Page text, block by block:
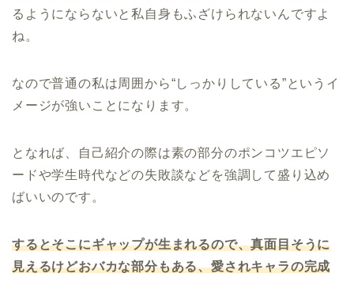
るようにならないと私自身もふざけられないんですよ
ね。
なので普通の私は周囲から“しっかりしている”というイ
メージが強いことになります。
となれば、自己紹介の際は素の部分のポンコツエピソ
ードや学生時代などの失敗談などを強調して盛り込め
ばいいのです。
するとそこにギャップが生まれるので、真面目そうに
見えるけどおバカな部分もある、愛されキャラの完成